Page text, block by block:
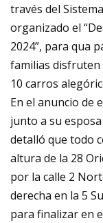
través del
organizado el
2024”, para qua
familias disfruten
10 carros
En el anuncio de
junto a su
detalló que todo
altura de la 28
por la calle 2
derecha en la 5
para finalizar en